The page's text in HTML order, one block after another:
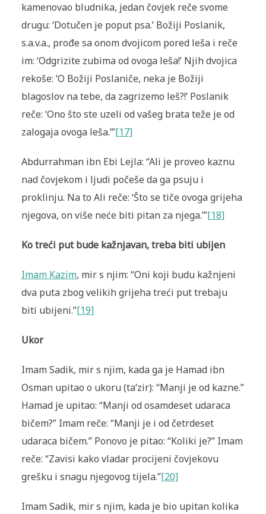
kamenovao bludnika, jedan čovjek reče svome
drugu: ‘Dotučen je poput psa.’ Božiji Poslanik,
s.a.v.a., prođe sa onom dvojicom pored leša i reče
im: ‘Odgrizite zubima od ovoga leša!’ Njih dvojica
rekoše: ‘O Božiji Poslaniče, neka je Božiji
blagoslov na tebe, da zagrizemo leš?!’ Poslanik
reče: ‘Ono što ste uzeli od vašeg brata teže je od
zalogaja ovoga leša.’”[17]
Abdurrahman ibn Ebi Lejla: “Ali je proveo kaznu
nad čovjekom i ljudi počeše da ga psuju i
proklinju. Na to Ali reče: ‘Što se tiče ovoga grijeha
njegova, on više neće biti pitan za njega.’”[18]
Ko treći put bude kažnjavan, treba biti ubijen
Imam Kazim, mir s njim: “Oni koji budu kažnjeni
dva puta zbog velikih grijeha treći put trebaju
biti ubijeni.”[19]
Ukor
Imam Sadik, mir s njim, kada ga je Hamad ibn
Osman upitao o ukoru (ta‘zir): “Manji je od kazne.”
Hamad je upitao: “Manji od osamdeset udaraca
bičem?” Imam reče: “Manji je i od četrdeset
udaraca bičem.” Ponovo je pitao: “Koliki je?” Imam
reče: “Zavisi kako vladar procijeni čovjekovu
grešku i snagu njegovog tijela.”[20]
Imam Sadik, mir s njim, kada je bio upitan kolika